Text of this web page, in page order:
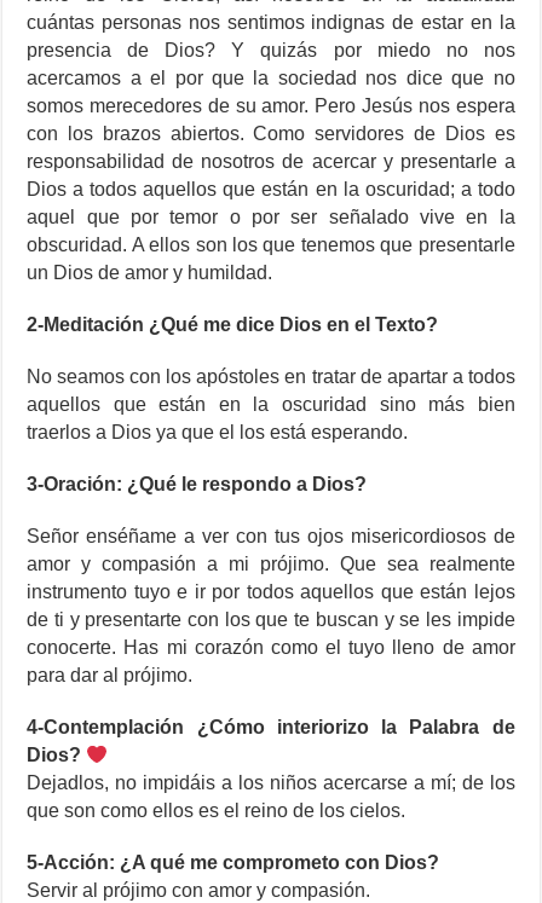
cuántas personas nos sentimos indignas de estar en la
presencia de Dios? Y quizás por miedo no nos
acercamos a el por que la sociedad nos dice que no
somos merecedores de su amor. Pero Jesús nos espera
con los brazos abiertos. Como servidores de Dios es
responsabilidad de nosotros de acercar y presentarle a
Dios a todos aquellos que están en la oscuridad; a todo
aquel que por temor o por ser señalado vive en la
obscuridad. A ellos son los que tenemos que presentarle
un Dios de amor y humildad.
2-Meditación ¿Qué me dice Dios en el Texto?
No seamos con los apóstoles en tratar de apartar a todos
aquellos que están en la oscuridad sino más bien
traerlos a Dios ya que el los está esperando.
3-Oración: ¿Qué le respondo a Dios?
Señor enséñame a ver con tus ojos misericordiosos de
amor y compasión a mi prójimo. Que sea realmente
instrumento tuyo e ir por todos aquellos que están lejos
de ti y presentarte con los que te buscan y se les impide
conocerte. Has mi corazón como el tuyo lleno de amor
para dar al prójimo.
4-Contemplación ¿Cómo interiorizo la Palabra de
Dios?
Dejadlos, no impidáis a los niños acercarse a mí; de los
que son como ellos es el reino de los cielos.
5-Acción: ¿A qué me comprometo con Dios?
Servir al prójimo con amor y compasión.